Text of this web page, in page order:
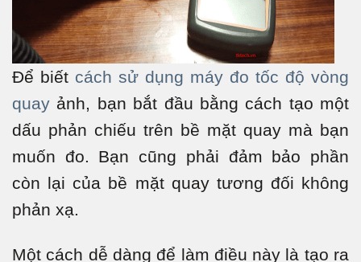
Để biết cách sử dụng máy đo tốc độ vòng
quay ảnh, bạn bắt đầu bằng cách tạo một
dấu phản chiếu trên bề mặt quay mà bạn
muốn đo. Bạn cũng phải đảm bảo phần
còn lại của bề mặt quay tương đối không
phản xạ.
Một cách dễ dàng để làm điều này là tạo ra